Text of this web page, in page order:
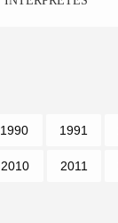
1990 1991
2010 2011